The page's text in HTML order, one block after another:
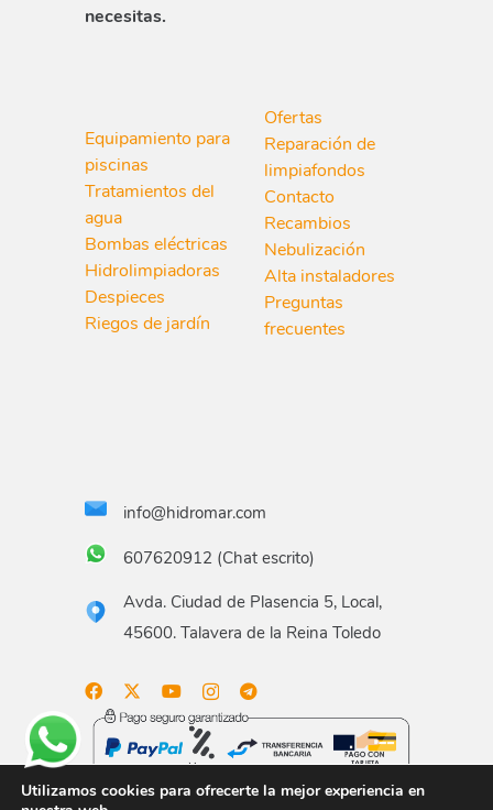
necesitas.
Equipamiento para
piscinas
Tratamientos del
agua
Bombas eléctricas
Hidrolimpiadoras
Despieces
Riegos de jardín
Ofertas
Reparación de
limpiafondos
Contacto
Recambios
Nebulización
Alta instaladores
Preguntas
frecuentes
info@hidromar.com
607620912 (Chat escrito)
Avda. Ciudad de Plasencia 5, Local,
45600. Talavera de la Reina Toledo
Utilizamos cookies para ofrecerte la mejor experiencia en